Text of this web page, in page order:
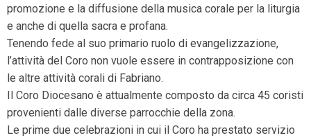
promozione e la diffusione della musica corale per la liturgia
e anche di quella sacra e profana.
Tenendo fede al suo primario ruolo di evangelizzazione,
l’attività del Coro non vuole essere in contrapposizione con
le altre attività corali di Fabriano.
Il Coro Diocesano è attualmente composto da circa 45 coristi
provenienti dalle diverse parrocchie della zona.
Le prime due celebrazioni in cui il Coro ha prestato servizio